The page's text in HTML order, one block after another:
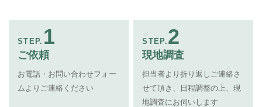
STEP. 1
ご依頼
お電話・お問い合わせフォー
ムよりご連絡ください
STEP. 2
現地調査
担当者より折り返しご連絡さ
せて頂き、日程調整の上、現
地調査にお伺いします